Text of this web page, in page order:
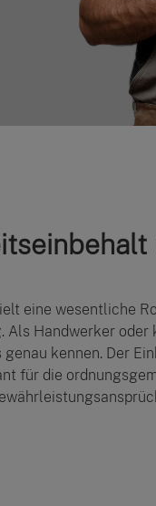
eine wesentliche
Handwerker
kennen. Der
für die